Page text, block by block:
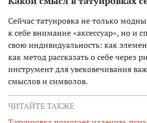
Сейчас татуировка не только
к себе внимание «аксессуар», но и
свою индивидуальность: как
как метод рассказать о себе через
инструмент для увековечивания
смыслов и символов.
ЧИТАЙТЕ ТАКЖЕ